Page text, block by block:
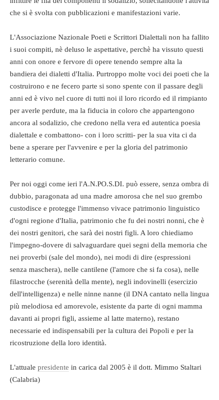
che si è svolta con pubblicazioni e manifestazioni varie.
L'Associazione Nazionale Poeti e Scrittori Dialettali non ha fallito
i suoi compiti, nè deluso le aspettative, perchè ha vissuto questi
anni con onore e fervore di opere tenendo sempre alta la
bandiera dei dialetti d'Italia. Purtroppo molte voci dei poeti che la
costruirono e ne fecero parte si sono spente con il passare degli
anni ed è vivo nel cuore di tutti noi il loro ricordo ed il rimpianto
per averle perdute, ma la fiducia in coloro che appartengono
ancora al sodalizio, che credono nella vera ed autentica poesia
dialettale e combattono- con i loro scritti- per la sua vita ci da
bene a sperare per l'avvenire e per la gloria del patrimonio
letterario comune.
Per noi oggi come ieri l'A.N.PO.S.DI. può essere, senza ombra di
dubbio, paragonata ad una madre amorosa che nel suo grembo
custodisce e protegge l'immenso vivace patrimonio linguistico
d'ogni regione d'Italia, patrimonio che fu dei nostri nonni, che è
dei nostri genitori, che sarà dei nostri figli. A loro chiediamo
l'impegno-dovere di salvaguardare quei segni della memoria che
nei proverbi (sale del mondo), nei modi di dire (espressioni
senza maschera), nelle cantilene (l'amore che si fa cosa), nelle
filastrocche (serenità della mente), negli indovinelli (esercizio
dell'intelligenza) e nelle ninne nanne (il DNA cantato nella lingua
più melodiosa ed amorevole, esistente da parte di ogni mamma
davanti ai propri figli, assieme al latte materno), restano
necessarie ed indispensabili per la cultura dei Popoli e per la
ricostruzione della loro identità.
L'attuale presidente in carica dal 2005 è il dott. Mimmo Staltari
(Calabria)